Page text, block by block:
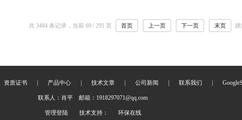
共 3484 条记录，当前 69 / 291 页 首页 上一页 下一页 末页
资质证书 产品中心 技术文章 公司新闻 联系我们
联系人：肖平 邮箱：1918297071@qq.com
管理登陆 技术支持： 环保在线